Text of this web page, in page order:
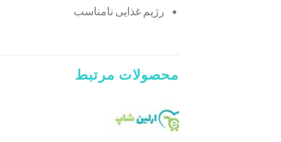
رژیم غذایی نامناسب
محصولات مرتبط